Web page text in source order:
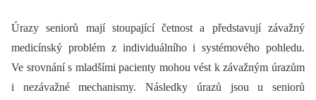
Úrazy seniorů mají stoupající četnost a představují závažný
medicínský problém z individuálního i systémového pohledu.
Ve srovnání s mladšími pacienty mohou vést k závažným úrazům
i nezávažné mechanismy. Následky úrazů jsou u seniorů